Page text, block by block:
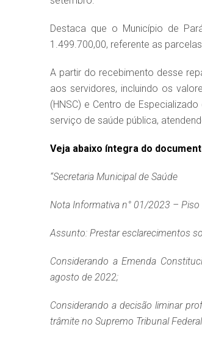
Destaca que o Município de
1.499.700,00, referente as
A partir do recebimento desse
aos servidores, incluindo os
(HNSC) e Centro de
serviço de saúde pública,
Veja abaixo íntegra do
“Secretaria Municipal de Saúde
Nota Informativa n° 01/2023 – Piso
Assunto: Prestar esclarecimentos
Considerando a Emenda
agosto de 2022;
Considerando a decisão liminar
trâmite no Supremo Tribunal